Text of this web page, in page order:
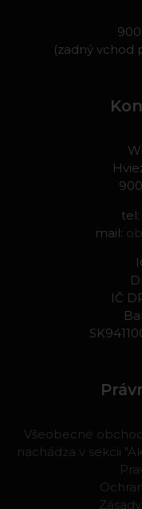
(zadný vchod
tel:
mail:
IČ
Všeobecné
nachádza v sekcii